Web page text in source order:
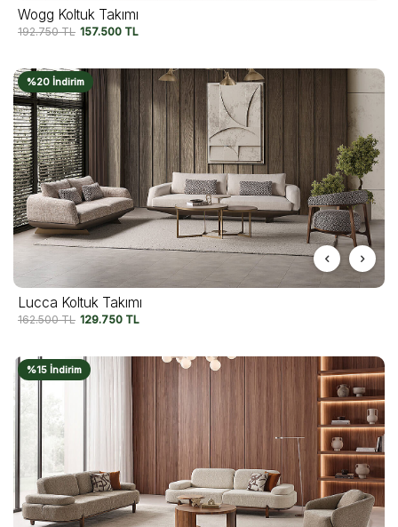
Wogg Koltuk Takımı
192.750TL 157.500 TL
%20 İndirim
Lucca Koltuk Takımı
162.500TL 129.750 TL
%15 İndirim